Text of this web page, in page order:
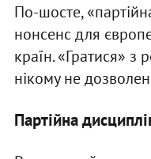
По-шосте,
нонсенс для
країн. «Гратися» з
нікому не
Партійна